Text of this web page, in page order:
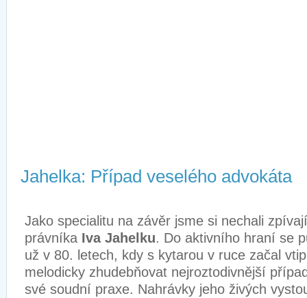
Jahelka: Případ veselého advokáta
Jako specialitu na závěr jsme si nechali
právníka Iva Jahelku. Do aktivního hraní se
už v 80. letech, kdy s kytarou v ruce začal
melodicky zhudebňovat nejroztodivnější
své soudní praxe. Nahrávky jeho živých